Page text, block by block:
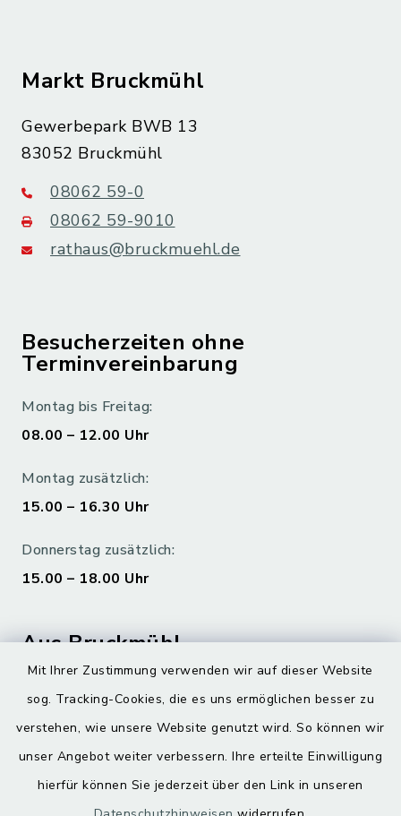
Mit Ihrer Zustimmung verwenden wir auf dieser Website
sog. Tracking-Cookies, die es uns ermöglichen besser zu
verstehen, wie unsere Website genutzt wird. So können wir
unser Angebot weiter verbessern. Ihre erteilte Einwilligung
hierfür können Sie jederzeit über den Link in unseren
Markt Bruckmühl
Gewerbepark BWB 13
83052 Bruckmühl
08062 59-0
08062 59-9010
rathaus@bruckmuehl.de
Besucherzeiten ohne
Terminvereinbarung
Montag bis Freitag:
08.00 – 12.00 Uhr
Montag zusätzlich:
15.00 – 16.30 Uhr
Donnerstag zusätzlich:
15.00 – 18.00 Uhr
Aus Bruckmühl
Digitaler Ortsplan